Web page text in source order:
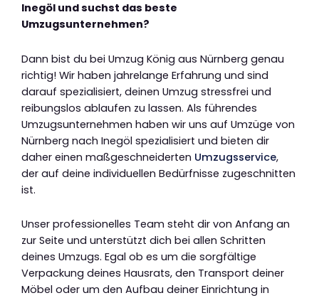
Inegöl und suchst das beste
Umzugsunternehmen?
Dann bist du bei Umzug König aus Nürnberg genau
richtig! Wir haben jahrelange Erfahrung und sind
darauf spezialisiert, deinen Umzug stressfrei und
reibungslos ablaufen zu lassen. Als führendes
Umzugsunternehmen haben wir uns auf Umzüge von
Nürnberg nach Inegöl spezialisiert und bieten dir
daher einen maßgeschneiderten Umzugsservice,
der auf deine individuellen Bedürfnisse zugeschnitten
ist.
Unser professionelles Team steht dir von Anfang an
zur Seite und unterstützt dich bei allen Schritten
deines Umzugs. Egal ob es um die sorgfältige
Verpackung deines Hausrats, den Transport deiner
Möbel oder um den Aufbau deiner Einrichtung in